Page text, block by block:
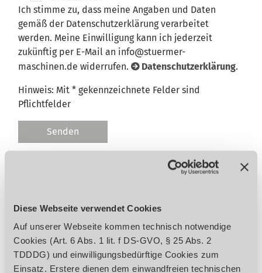
Diese Webseite verwendet Cookies
Auf unserer Webseite kommen technisch notwendige
Cookies (Art. 6 Abs. 1 lit. f DS-GVO, § 25 Abs. 2
TDDDG) und einwilligungsbedürftige Cookies zum
Einsatz. Erstere dienen dem einwandfreien technischen
Ich stimme zu, dass meine Angaben und Daten
gemäß der Datenschutzerklärung verarbeitet
werden. Meine Einwilligung kann ich jederzeit
zukünftig per E-Mail an info@stuermer-
maschinen.de widerrufen.
Datenschutzerklärung.
Hinweis: Mit * gekennzeichnete Felder sind
Pflichtfelder
Senden
Garantiebedingungen
Beschreibung des Lieferumfangs eine Garantie
ausgewiesen, bleiben Ihre gesetzlichen
Mangelhaftungsrechte Ihrem Verkäufer gegenüber